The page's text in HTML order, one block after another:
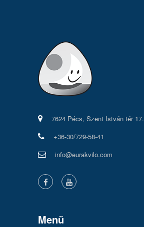
7624 Pécs, Szent István tér 17.
+36-30/729-58-41
info@eurakvilo.com
Menü